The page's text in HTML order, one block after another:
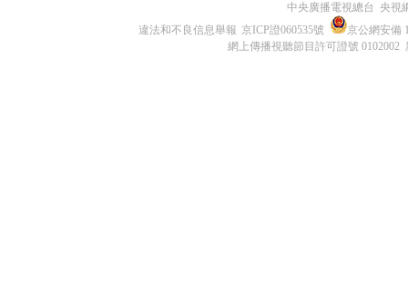
中央廣播電視總台 央視
違法和不良信息舉報 京ICP證060535號
京公網安備
網上傳播視聽節目許可證號 0102002